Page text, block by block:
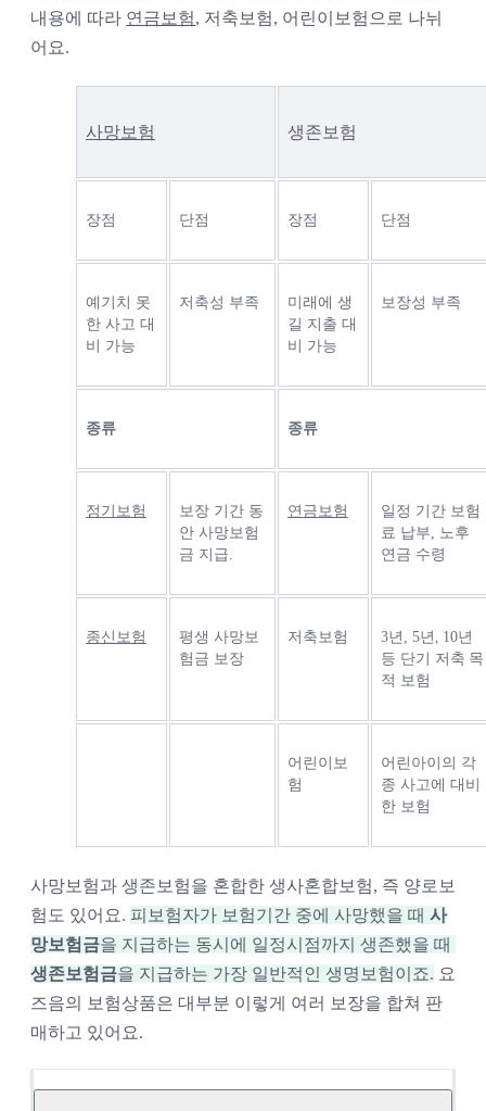
내용에 따라 연금보험, 저축보험, 어린이보험으로 나뉘
어요.
사망보험 생존보험
장점 단점 장점 단점
예기치 못
한 사고 대
비 가능
저축성 부족
미래에 생
길 지출 대
비 가능
보장성 부족
종류 종류
정기보험
보장 기간 동
안 사망보험
금 지급.
연금보험
일정 기간 보험
료 납부, 노후
연금 수령
종신보험
평생 사망보
험금 보장
저축보험
3년, 5년, 10년
등 단기 저축 목
적 보험
어린이보
험
어린아이의 각
종 사고에 대비
한 보험
사망보험과 생존보험을 혼합한 생사혼합보험, 즉 양로보
험도 있어요. 피보험자가 보험기간 중에 사망했을 때 사
망보험금
생존보험금을 지급하는 가장 일반적인 생명보험이죠. 요
즈음의 보험상품은 대부분 이렇게 여러 보장을 합쳐 판
매하고 있어요.